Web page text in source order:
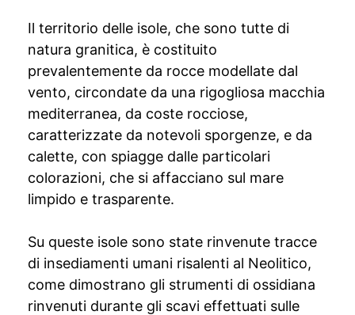
Il territorio delle isole, che sono tutte di
natura granitica, è costituito
prevalentemente da rocce modellate dal
vento, circondate da una rigogliosa macchia
mediterranea, da coste rocciose,
caratterizzate da notevoli sporgenze, e da
calette, con spiagge dalle particolari
colorazioni, che si affacciano sul mare
limpido e trasparente.
Su queste isole sono state rinvenute tracce
di insediamenti umani risalenti al Neolitico,
come dimostrano gli strumenti di ossidiana
rinvenuti durante gli scavi effettuati sulle